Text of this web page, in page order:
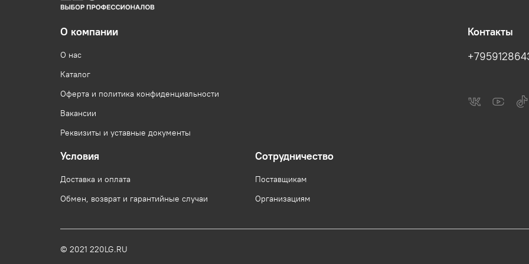
О компании
О нас
Каталог
Оферта и политика конфиденциальности
Вакансии
Реквизиты и уставные документы
Условия
Доставка и оплата
Обмен, возврат и гарантийные случаи
Сотрудничество
Поставщикам
Организациям
Контакты
© 2021 220LG.RU